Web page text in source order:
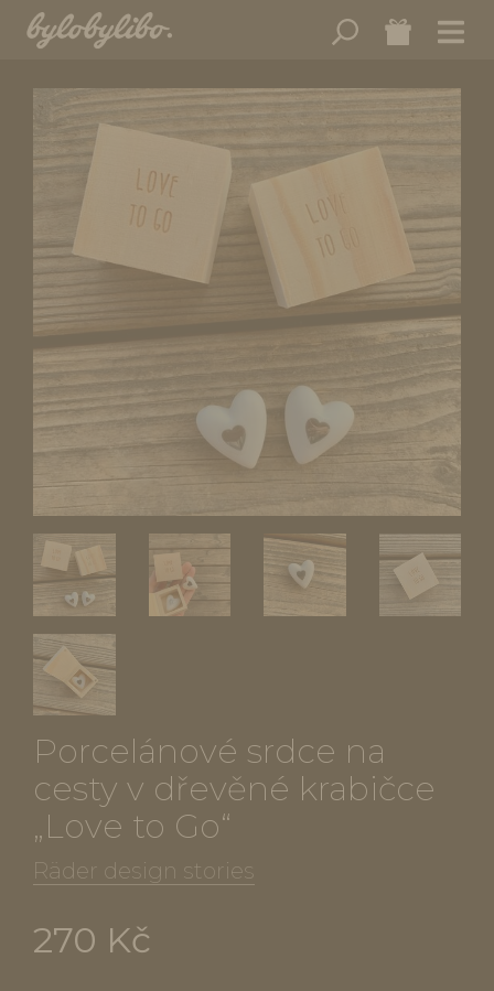
Porcelánové srdce na
cesty v dřevěné krabičce
„Love to Go“
Räder design stories
270 Kč